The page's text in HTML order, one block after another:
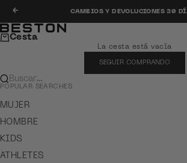
Anterior
CAMBIOS Y DEVOLUCIONES 30
Beston
Cesta
La cesta está vacía
SEGUIR COMPRANDO
Buscar…
POPULAR SEARCHES
MUJER
HOMBRE
KIDS
ATHLETES